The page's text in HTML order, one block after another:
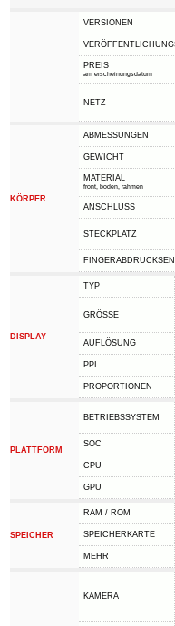
VERSIONEN
PREIS
am erscheinungsdatum
NETZ
KÖRPER
ABMESSUNGEN
GEWICHT
MATERIAL
front, boden, rahmen
ANSCHLUSS
STECKPLATZ
DISPLAY
TYP
GRÖSSE
AUFLÖSUNG
PPI
PROPORTIONEN
PLATTFORM
BETRIEBSSYSTEM
SOC
CPU
GPU
SPEICHER
RAM / ROM
SPEICHERKARTE
MEHR
KAMERA